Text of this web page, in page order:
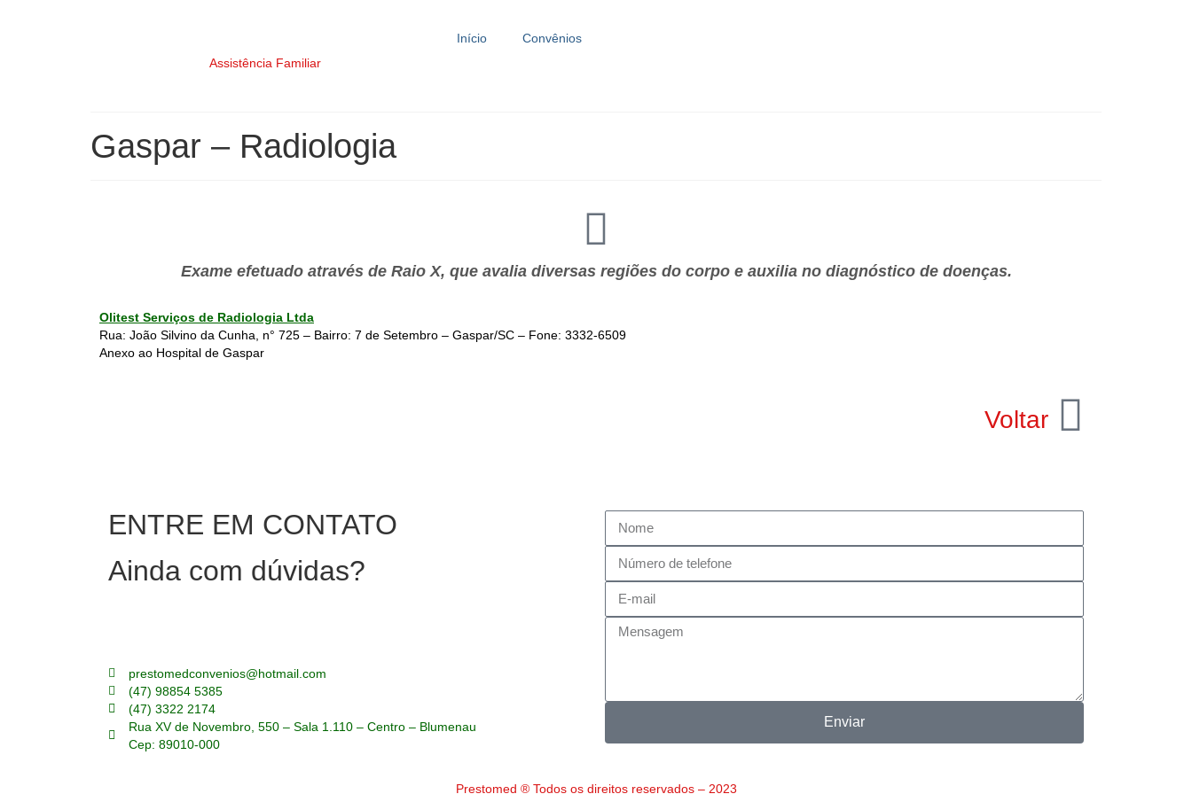
Assistência Familiar
Início Convênios
Gaspar – Radiologia
Exame efetuado através de Raio X, que avalia diversas regiões do corpo e auxilia no diagnóstico de doenças.
Olitest Serviços de Radiologia Ltda
Rua: João Silvino da Cunha, n° 725 – Bairro: 7 de Setembro – Gaspar/SC – Fone: 3332-6509
Anexo ao Hospital de Gaspar
Voltar
ENTRE EM CONTATO
Ainda com dúvidas?
prestomedconvenios@hotmail.com
(47) 98854 5385
(47) 3322 2174
Rua XV de Novembro, 550 – Sala 1.110 – Centro – Blumenau
Cep: 89010-000
Enviar
Prestomed ® Todos os direitos reservados – 2023